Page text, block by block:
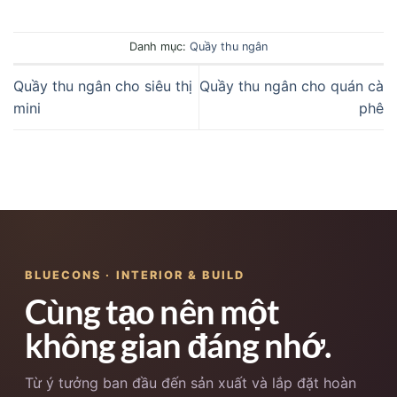
Danh mục: Quầy thu ngân
Quầy thu ngân cho siêu thị
mini
Quầy thu ngân cho quán cà
phê
BLUECONS · INTERIOR & BUILD
Cùng tạo nên một
không gian đáng nhớ.
Từ ý tưởng ban đầu đến sản xuất và lắp đặt hoàn